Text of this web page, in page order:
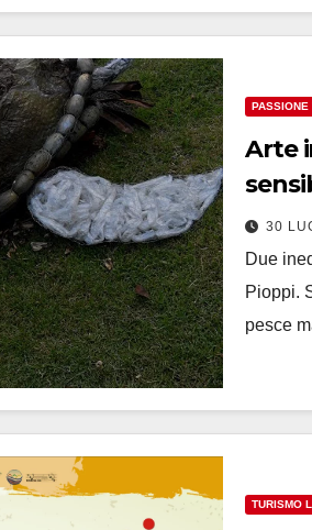
PASSIONE
Arte
30
Due
Pioppi.
pesce
TURISMO